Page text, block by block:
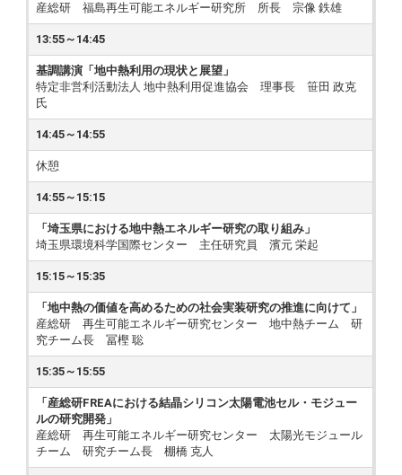
産総研 福島再生可能エネルギー研究所 所長 宗像 鉄雄
13:55～14:45
基調講演「地中熱利用の現状と展望」
特定非営利活動法人 地中熱利用促進協会 理事長 笹田 政克
氏
14:45～14:55
休憩
14:55～15:15
「埼玉県における地中熱エネルギー研究の取り組み」
埼玉県環境科学国際センター 主任研究員 濱元 栄起
15:15～15:35
「地中熱の価値を高めるための社会実装研究の推進に向けて」
産総研 再生可能エネルギー研究センター 地中熱チーム 研
究チーム長 冨樫 聡
15:35～15:55
「産総研FREAにおける結晶シリコン太陽電池セル・モジュー
ルの研究開発」
産総研 再生可能エネルギー研究センター 太陽光モジュール
チーム 研究チーム長 棚橋 克人